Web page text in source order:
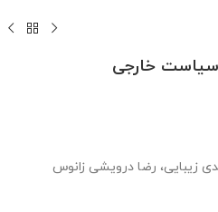
سیاست خارجی
زیبایی، رضا درویشی زانوس